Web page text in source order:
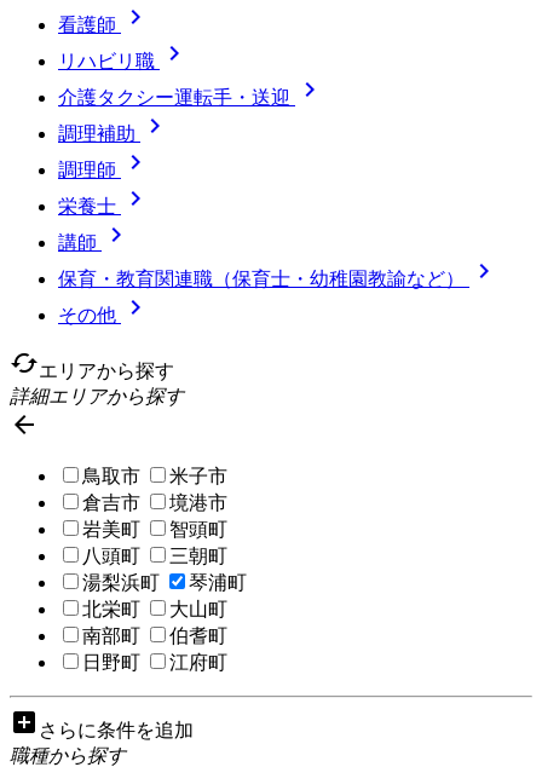
看護師 
リハビリ職 
介護タクシー運転手・送迎 
調理補助 
調理師 
栄養士 
講師 
保育・教育関連職（保育士・幼稚園教諭など） 
その他

cachedエリアから探す
詳細エリアから探す

鳥取市
米子市
倉吉市
境港市
岩美町
智頭町
八頭町
三朝町
湯梨浜町
琴浦町
北栄町
大山町
南部町
伯耆町
日野町
江府町
add_box さらに条件を追加
職種から探す